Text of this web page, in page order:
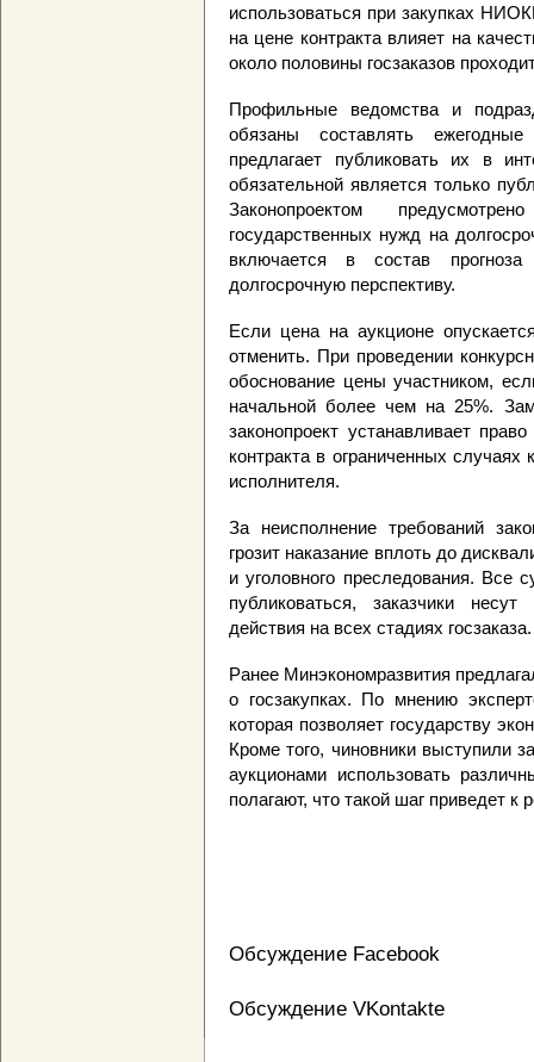
использоваться при закупках
на цене контракта влияет на
около половины госзаказов
Профильные ведомства и
обязаны составлять
предлагает публиковать их в
обязательной является только
Законопроектом
государственных нужд на
включается в состав прогноза
долгосрочную перспективу.
Если цена на аукционе
отменить. При проведении
обоснование цены участником,
начальной более чем на 25%.
законопроект устанавливает
контракта в ограниченных
исполнителя.
За неисполнение требований
грозит наказание вплоть до
и уголовного преследования. Все
публиковаться, заказчики
действия на всех стадиях госзаказа.
Ранее Минэкономразвития
о госзакупках. По мнению
которая позволяет государству
Кроме того, чиновники выступили
аукционами использовать
полагают, что такой шаг приведет к
Обсуждение Facebook
Обсуждение VKontakte